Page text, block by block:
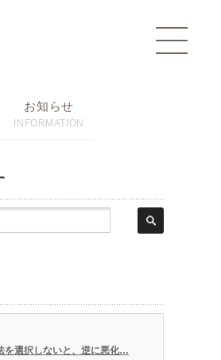
お知らせ
INFORMATION
toggle
を選択しないと、逆に悪化…